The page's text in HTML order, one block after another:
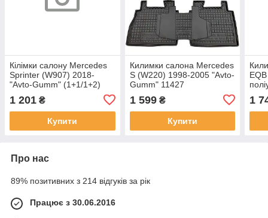
Кілімки салону Mercedes
Sprinter (W907) 2018-
"Avto-Gumm" (1+1/1+2)
1 201 ₴
Купити
Килимки салона Mercedes
S (W220) 1998-2005 "Avto-
Gumm" 11427
1 599₴
Купити
1
Про нас
89% позитивних з 214 відгуків за рік
Працює з 30.06.2016